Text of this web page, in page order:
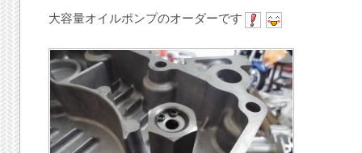
大容量オイルポンプのオーダーです